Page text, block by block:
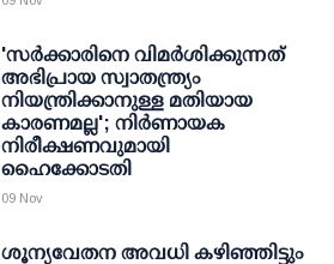
'സര്‍ക്കാരിനെ വിമര്‍ശിക്കുന്നത്
അഭിപ്രായ സ്വാതന്ത്ര്യം
നിയന്ത്രിക്കാനുള്ള മതിയായ
കാരണമല്ല'; നിര്‍ണായക
നിരീക്ഷണവുമായി
ഹൈക്കോടതി
09 Nov
ശൂന്യവേതന അവധി കഴിഞ്ഞിട്ടും